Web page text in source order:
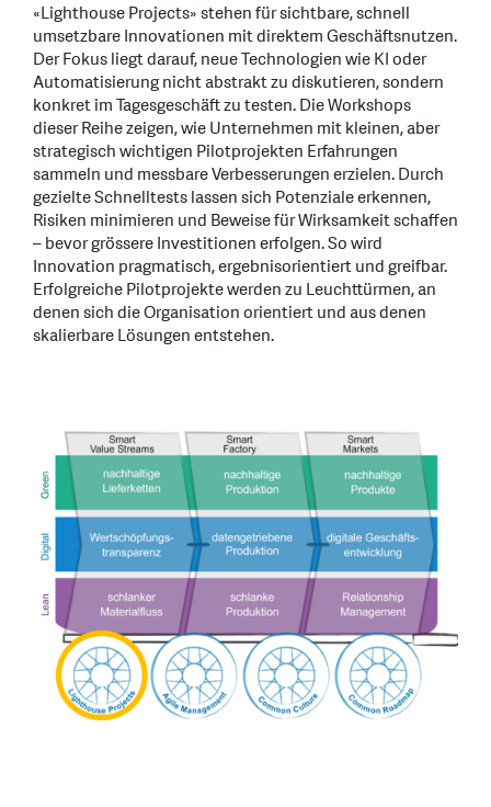
«Lighthouse Projects» stehen für sichtbare, schnell
umsetzbare Innovationen mit direktem Geschäftsnutzen.
Der Fokus liegt darauf, neue Technologien wie KI oder
Automatisierung nicht abstrakt zu diskutieren, sondern
konkret im Tagesgeschäft zu testen. Die Workshops
dieser Reihe zeigen, wie Unternehmen mit kleinen, aber
strategisch wichtigen Pilotprojekten Erfahrungen
sammeln und messbare Verbesserungen erzielen. Durch
gezielte Schnelltests lassen sich Potenziale erkennen,
Risiken minimieren und Beweise für Wirksamkeit schaffen
– bevor grössere Investitionen erfolgen. So wird
Innovation pragmatisch, ergebnisorientiert und greifbar.
Erfolgreiche Pilotprojekte werden zu Leuchttürmen, an
denen sich die Organisation orientiert und aus denen
skalierbare Lösungen entstehen.